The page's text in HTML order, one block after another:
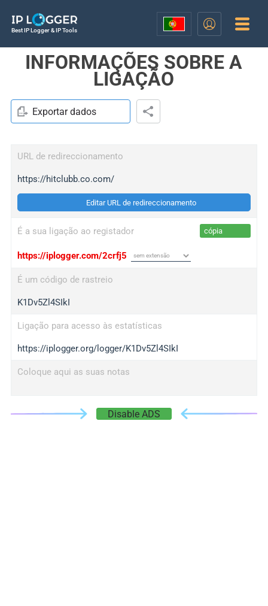
Best IP Logger & IP Tools
INFORMAÇÕES SOBRE A
LIGAÇÃO
Exportar dados
URL de redireccionamento
https://hitclubb.co.com/
Editar URL de redireccionamento
É a sua ligação ao registador cópia
https://iplogger.com/2crfj5
É um código de rastreio
K1Dv5Zl4SIkI
Ligação para acesso às estatísticas
https://iplogger.org/logger/K1Dv5Zl4SIkI
Coloque aqui as suas notas
Disable ADS